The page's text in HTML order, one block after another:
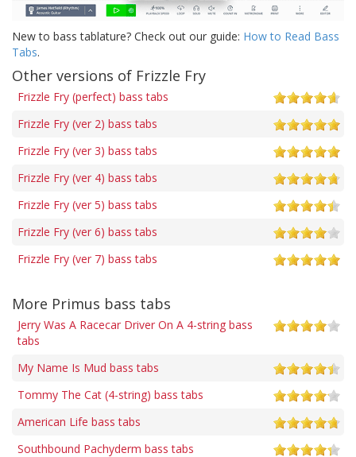
New to bass tablature? Check out our guide: How to Read Bass
Tabs.
Other versions of Frizzle Fry
Frizzle Fry (perfect) bass tabs
Frizzle Fry (ver 2) bass tabs
Frizzle Fry (ver 3) bass tabs
Frizzle Fry (ver 4) bass tabs
Frizzle Fry (ver 5) bass tabs
Frizzle Fry (ver 6) bass tabs
Frizzle Fry (ver 7) bass tabs
More Primus bass tabs
Jerry Was A Racecar Driver On A 4-string bass
tabs
My Name Is Mud bass tabs
Tommy The Cat (4-string) bass tabs
American Life bass tabs
Southbound Pachyderm bass tabs